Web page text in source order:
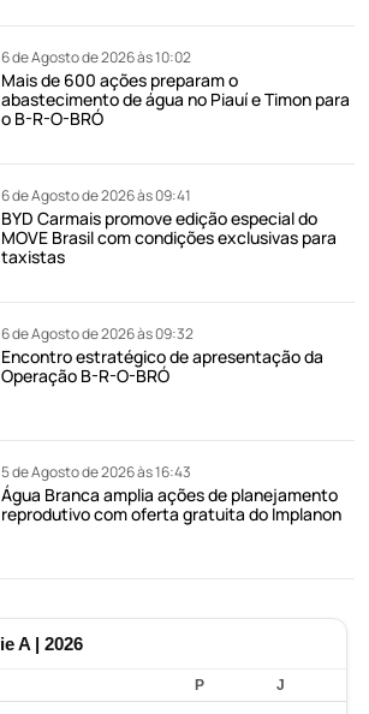
6 de Agosto de 2026 às 10:02
Mais de 600 ações preparam o
abastecimento de água no Piauí e Timon para
o B-R-O-BRÓ
6 de Agosto de 2026 às 09:41
BYD Carmais promove edição especial do
MOVE Brasil com condições exclusivas para
taxistas
6 de Agosto de 2026 às 09:32
Encontro estratégico de apresentação da
Operação B-R-O-BRÓ
5 de Agosto de 2026 às 16:43
Água Branca amplia ações de planejamento
reprodutivo com oferta gratuita do Implanon